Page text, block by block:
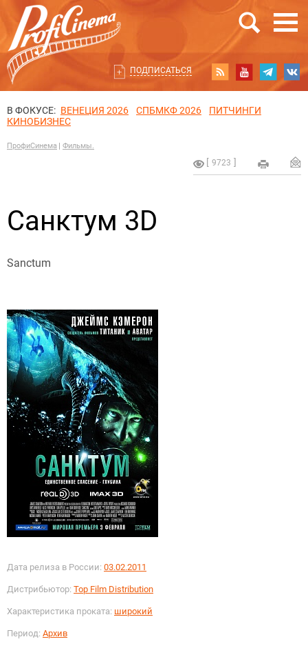
ПОДПИСАТЬСЯ
В ФОКУСЕ: ВЕНЕЦИЯ 2026 СПБМКФ 2026
ПИТЧИНГИ
КИНОБИЗНЕС
ПрофиСинема Фильмы.
9723
Санктум 3D
Sanctum
Дата релиза в России: 03.02.2011
Дистрибьютор: Top Film Distribution
Характеристика проката: широкий
Период: Архив